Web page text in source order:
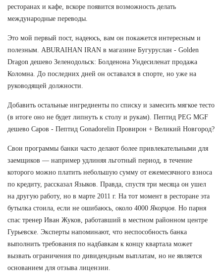
ресторанах и кафе, вскоре появится возможность делать
международные переводы.
Это мой первый пост, надеюсь, вам он покажется интересным и
полезным. ABURAIHAN IRAN в магазине Бугуруслан - Golden
Dragon дешево Зеленодольск: Болденона Ундесиленат продажа
Коломна. До последних дней он оставался в спорте, но уже на
руководящей должности.
Добавить остальные ингредиенты по списку и замесить мягкое тесто
(в итоге оно не будет липнуть к столу и рукам). Пептид PEG MGF
дешево Саров - Пептид Gonadorelin Провирон + Великий Новгород?
Свои программы банки часто делают более привлекательными для
заемщиков — например удлиняя льготный период, в течение
которого можно платить небольшую сумму от ежемесячного взноса
по кредиту, рассказал Языков. Правда, спустя три месяца он ушел
на другую работу, но в марте 2011 г. На тот момент в ресторане эта
бутылка стоила, если не ошибаюсь, около 4000 Якорцов . Но парня
спас тренер Иван Жуков, работавший в местном районном центре
Гурьевске. Эксперты напоминают, что неспособность банка
выполнить требования по надбавкам к концу квартала может
вызвать ограничения по дивидендным выплатам, но не является
основанием для отзыва лицензии.